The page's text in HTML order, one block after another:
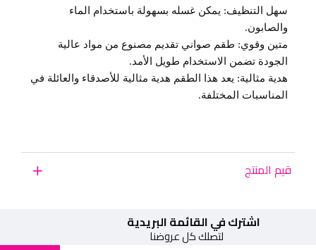
سهل التنظيف: يمكن غسله بسهولة باستخدام الماء
والصابون.
متين وقوي: طقم صواني تقديم مصنوع من مواد عالية
الجودة تضمن الاستخدام طويل الأمد.
هدية مثالية: يعد هذا الطقم هدية مثالية للأصدقاء والعائلة في
المناسبات المختلفة.
قيم المنتج
اشترك في القائمة البريدية
لتصلك كل عروضنا